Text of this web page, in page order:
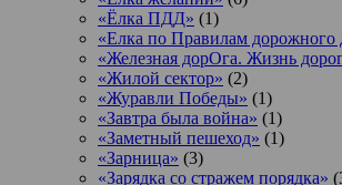
«Ёлка ПДД» (1)
«Елка по Правилам дорожного
«Железная дорОга. Жизнь
«Жилой сектор» (2)
«Журавли Победы» (1)
«Завтра была война» (1)
«Заметный пешеход» (1)
«Зарница» (3)
«Зарядка со стражем порядка»